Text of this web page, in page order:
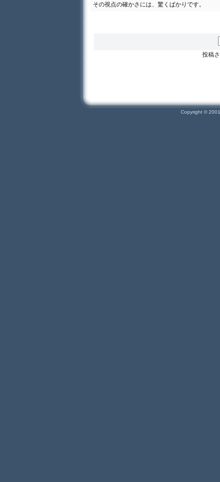
その視点の確かさには、驚くばかりです。
投稿
Copyright ©